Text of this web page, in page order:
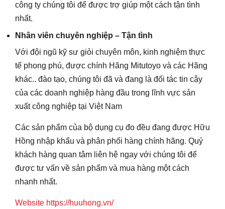
công ty chúng tôi để được trợ giúp một cách tận tình
nhất.
Nhân viên chuyên nghiệp – Tận tình
Với đội ngũ kỹ sư giỏi chuyên môn, kinh nghiệm thực
tế phong phú, được chính Hãng Mitutoyo và các Hãng
khác.. đào tạo, chúng tôi đã và đang là đối tác tin cậy
của các doanh nghiệp hàng đầu trong lĩnh vực sản
xuất công nghiệp tại Việt Nam
Các sản phẩm của bộ dụng cụ đo đều đang được Hữu
Hồng nhập khẩu và phân phối hàng chính hãng. Quý
khách hàng quan tâm liên hệ ngay với chúng tôi để
được tư vấn về sản phẩm và mua hàng một cách
nhanh nhất.
Website https://huuhong.vn/